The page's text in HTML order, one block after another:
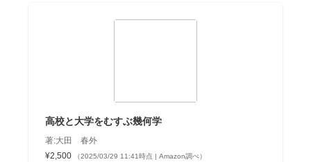
高校と大学をむすぶ幾何学
著:大田 春外
¥2,500
（2025/03/29 11:41時点 | Amazon調べ）